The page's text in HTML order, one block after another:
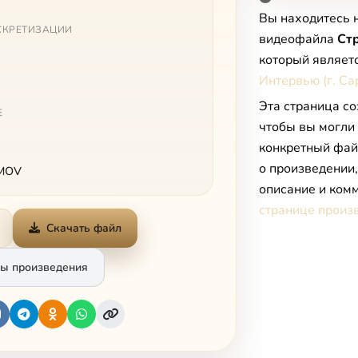
Скачать файл
произведения
Вы находитесь
видеофайла
который
Интервью (г.
Эта страница
чтобы вы могли
конкретный
о
описание и
странице